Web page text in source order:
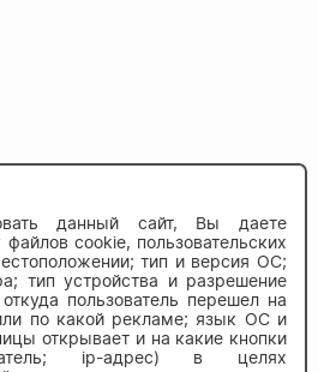
данный сайт, Вы даете
файлов cookie, пользовательских
тип и версия ОС;
тип устройства и разрешение
пользователь перешел на
по какой рекламе; язык ОС и
открывает и на какие кнопки
ip-адрес) в целях